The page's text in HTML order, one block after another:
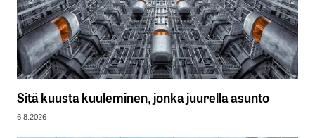
Sitä kuusta kuuleminen, jonka juurella asunto
6.8.2026